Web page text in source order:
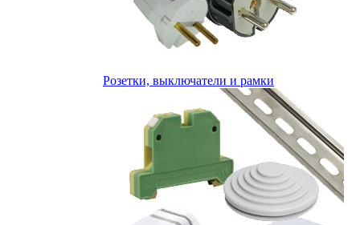
Розетки, выключатели и рамки